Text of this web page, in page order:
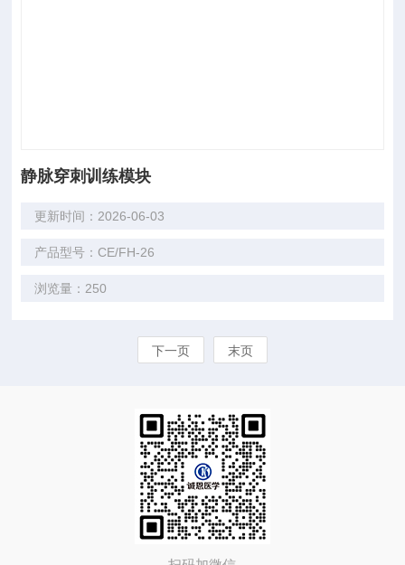
静脉穿刺训练模块
更新时间：2026-06-03
产品型号：CE/FH-26
浏览量：250
下一页 末页